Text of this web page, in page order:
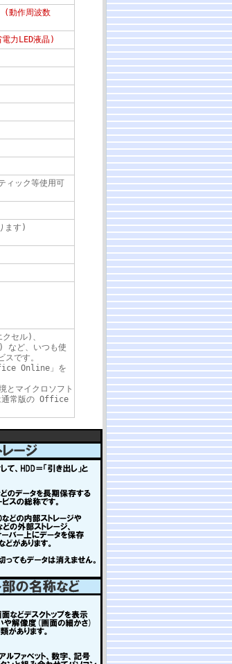
動作周波数
力LED液晶)
ィック等使用可
ます)
セル)、
ど、いつも使
です。
Online」を
マイクロソフト
通常版の Office